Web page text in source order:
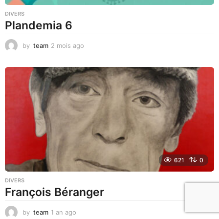
DIVERS
Plandemia 6
by team 2 mois ago
i
s
a
621 0
DIVERS
François Béranger
by team 1 an ago